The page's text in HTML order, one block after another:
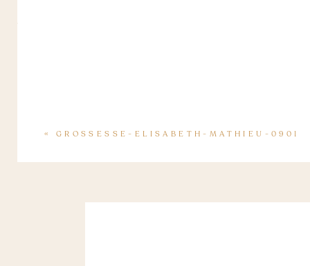
« GROSSESSE-ELISABETH-MATHIEU-0901